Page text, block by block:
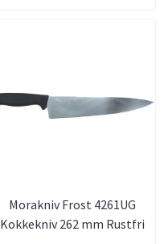
Morakniv Frost 4261UG
Kokkekniv 262 mm Rustfri